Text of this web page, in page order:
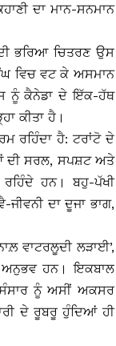
ਦਾ ਮਾਨ-ਸਨਮਾਨ
ਭਰਿਆ ਚਿਤਰਣ ਉਸ
ਵਿਚ ਵਟ ਕੇ ਅਸਮਾਨ
ਨੂੰ ਕੈਨੇਡਾ ਦੇ ਇੱਕ-ਹੱਥ
ਕੀਤਾ ਹੈ।
ਰਹਿੰਦਾ ਹੈ: ਟਰਾਂਟੋ ਦੇ
ਦੀ ਸਰਲ, ਸਪਸ਼ਟ ਅਤੇ
ਹਨ। ਬਹੁ-ਪੱਖੀ
ਦਾ ਦੂਜਾ ਭਾਗ,
ਵਾਟਰਲੂਦੀ ਲੜਾਈ’,
ਅਨੁਭਵ ਹਨ। ਇਕਬਾਲ
ਨੂੰ ਅਸੀਂ ਅਕਸਰ
ਦੇ ਰੂਬਰੂ ਹੁੰਦਿਆਂ ਹੀ